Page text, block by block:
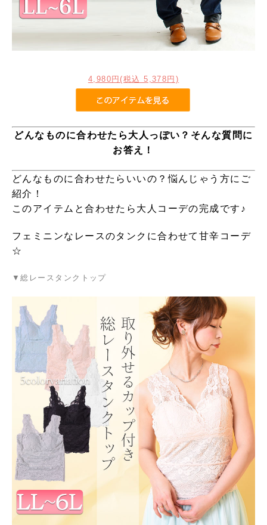
4,980円(税込 5,378円)
どんなものに合わせたら大人っぽい？そんな質問に
お答え！
どんなものに合わせたらいいの？悩んじゃう方にご
紹介！
このアイテムと合わせたら大人コーデの完成です♪
フェミニンなレースのタンクに合わせて甘辛コーデ
☆
▼総レースタンクトップ